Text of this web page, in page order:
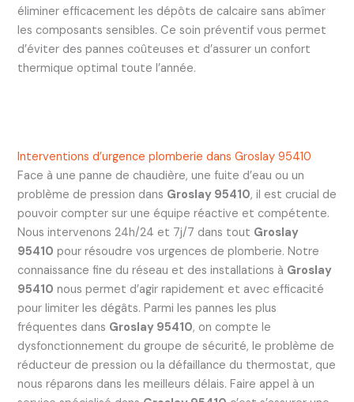
éliminer efficacement les dépôts de calcaire sans abîmer
les composants sensibles. Ce soin préventif vous permet
d’éviter des pannes coûteuses et d’assurer un confort
thermique optimal toute l’année.
Interventions d’urgence plomberie dans Groslay 95410
Face à une panne de chaudière, une fuite d’eau ou un
problème de pression dans Groslay 95410, il est crucial de
pouvoir compter sur une équipe réactive et compétente.
Nous intervenons 24h/24 et 7j/7 dans tout Groslay
95410 pour résoudre vos urgences de plomberie. Notre
connaissance fine du réseau et des installations à Groslay
95410 nous permet d’agir rapidement et avec efficacité
pour limiter les dégâts. Parmi les pannes les plus
fréquentes dans Groslay 95410, on compte le
dysfonctionnement du groupe de sécurité, le problème de
réducteur de pression ou la défaillance du thermostat, que
nous réparons dans les meilleurs délais. Faire appel à un